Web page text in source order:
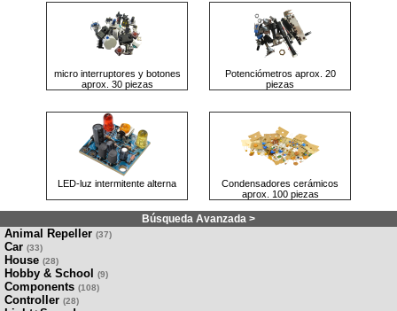
micro interruptores y botones
aprox. 30 piezas
Potenciómetros aprox. 20
piezas
LED-luz intermitente alterna
Condensadores cerámicos
aprox. 100 piezas
Búsqueda Avanzada >
Animal Repeller (37)
Car (33)
House (28)
Hobby & School (9)
Components (108)
Controller (28)